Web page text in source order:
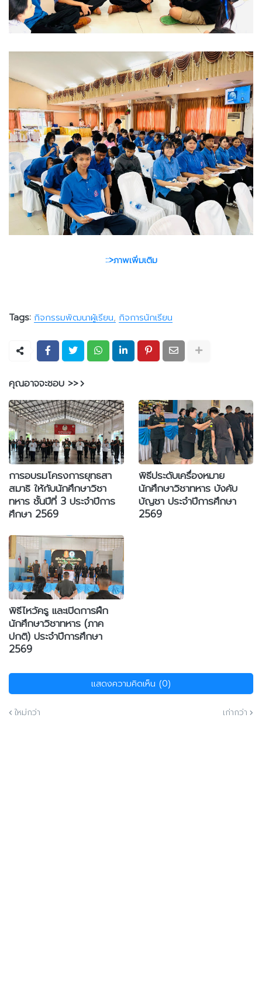
::>ภาพเพิ่มเติม
Tags: กิจกรรมพัฒนาผู้เรียน กิจการนักเรียน
คุณอาจจะชอบ >>
การอบรมโครงการยุทธสา
สมาธิ ให้กับนักศึกษาวิชา
ทหาร ชั้นปีที่ 3 ประจำปีการ
ศึกษา 2569
พิธีประดับเครื่องหมาย
นักศึกษาวิชาทหาร บังคับ
บัญชา ประจำปีการศึกษา
2569
พิธีไหว้ครู และเปิดการฝึก
นักศึกษาวิชาทหาร (ภาค
ปกติ) ประจำปีการศึกษา
2569
แสดงความคิดเห็น (0)
ใหม่กว่า เก่ากว่า